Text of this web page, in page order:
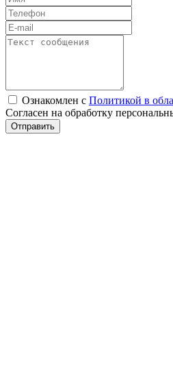
Ознакомлен с Политикой в
Согласен на обработку
Отправить